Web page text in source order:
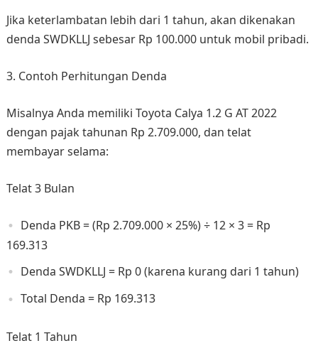
Jika keterlambatan lebih dari 1 tahun, akan dikenakan
denda SWDKLLJ sebesar Rp 100.000 untuk mobil pribadi.
3. Contoh Perhitungan Denda
Misalnya Anda memiliki Toyota Calya 1.2 G AT 2022
dengan pajak tahunan Rp 2.709.000, dan telat
membayar selama:
Telat 3 Bulan
Denda PKB = (Rp 2.709.000 × 25%) ÷ 12 × 3 = Rp
169.313
Denda SWDKLLJ = Rp 0 (karena kurang dari 1 tahun)
Total Denda = Rp 169.313
Telat 1 Tahun